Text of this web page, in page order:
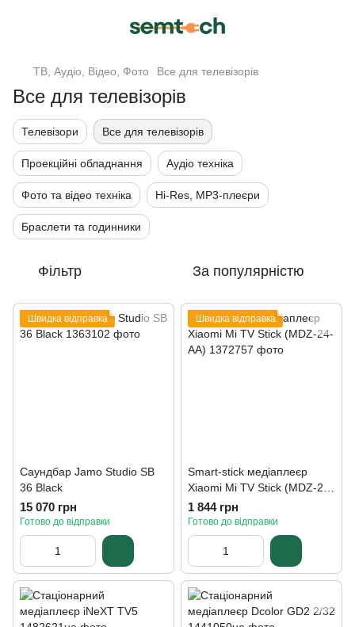
ТВ, Аудіо, Відео, Фото Все для телевізорів
Все для телевізорів
Телевізори Все для телевізорів
Проекційні обладнання Аудіо техніка
Фото та відео техніка Hi-Res, MP3-плеєри
Браслети та годинники
Фільтр За популярністю
Швидка відправка
Саундбар Jamo Studio SB
36 Black
15 070 грн
Готово до відправки
Швидка відправка
Smart-stick медіаплеєр
Xiaomi Mi TV Stick (MDZ-24-
AA)
1 844 грн
Готово до відправки